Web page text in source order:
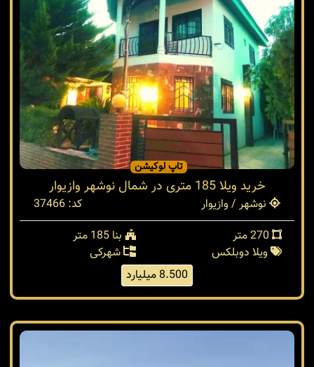
تاپ لوکیشن
خرید ویلا 185 متری در شمال نوشهر وازیوار
نوشهر / وازیوار
کد: 37466
بنا 185 متر
ویلا دوبلکس
شهرکی
8.500 میلیارد